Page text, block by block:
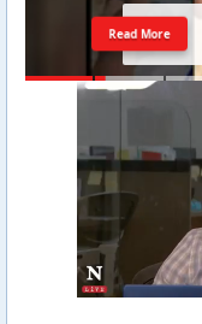
Read More